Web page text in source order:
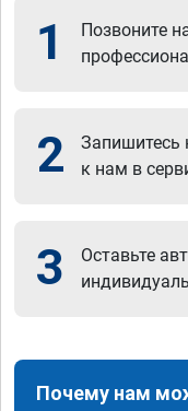
1 Позвоните
2
Запишитесь
к нам в
3
Оставьте
Почему нам